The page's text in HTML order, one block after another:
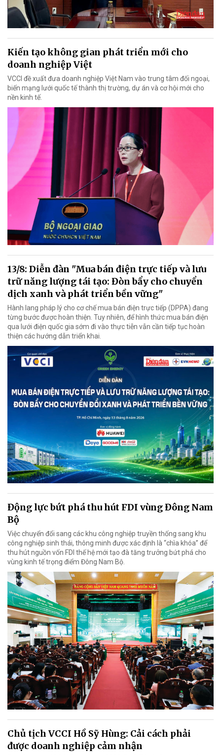
Kiến tạo không gian phát triển mới cho
doanh nghiệp Việt
VCCI đề xuất đưa doanh nghiệp Việt Nam vào trung tâm đối ngoại,
biến mạng lưới quốc tế thành thị trường, dự án và cơ hội mới cho
nền kinh tế.
13/8: Diễn đàn "Mua bán điện trực tiếp và lưu
trữ năng lượng tái tạo: Đòn bẩy cho chuyển
dịch xanh và phát triển bền vững"
Hành lang pháp lý cho cơ chế mua bán điện trực tiếp (DPPA) đang
từng bước được hoàn thiện. Tuy nhiên, để hình thức mua bán điện
qua lưới điện quốc gia sớm đi vào thực tiễn vẫn cần tiếp tục hoàn
thiện các hướng dẫn triển khai.
Động lực bứt phá thu hút FDI vùng Đông Nam
Bộ
Việc chuyển đổi sang các khu công nghiệp truyền thống sang khu
công nghiệp sinh thái, thông minh được xác định là “chìa khóa” để
thu hút nguồn vốn FDI thế hệ mới tạo đà tăng trưởng bứt phá cho
vùng kinh tế trọng điểm Đông Nam Bộ.
Chủ tịch VCCI Hồ Sỹ Hùng: Cải cách phải
được doanh nghiệp cảm nhận